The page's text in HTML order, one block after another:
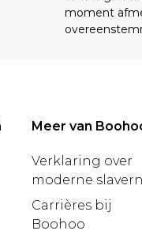
moment
Meer van
Verklaring over
moderne
Carrières bij
Boohoo